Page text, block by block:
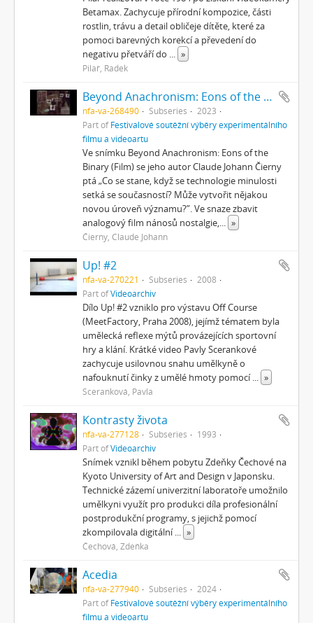
Betamax. Zachycuje přírodní kompozice, části
rostlin, trávu a detail obličeje dítěte, které za
pomoci barevných korekcí a převedení do
negativu přetváří do ... »
Pilař, Radek
Beyond Anachronism: Eons of the Binary (Film)
nfa-va-268490 Subseries
2023
Part ofFestivalové soutěžní výběry experimentálního
filmu a videoartu
Ve snímku Beyond Anachronism: Eons of the
Binary (Film) se jeho autor Claude Johann Čierny
ptá „Co se stane, když se technologie minulosti
setká se současností? Může vytvořit nějakou
novou úroveň významu?”. Ve snaze zbavit
analogový film nánosů nostalgie,... »
Čierny, Claude Johann
Up! #2
nfa-va-270221 Subseries
2008
Part ofVideoarchiv
Dílo Up! #2 vzniklo pro výstavu Off Course
(MeetFactory, Praha 2008), jejímž tématem byla
umělecká reflexe mýtů provázejících sportovní
hry a klání. Krátké video Pavly Scerankové
zachycuje usilovnou snahu umělkyně o
nafouknutí činky z umělé hmoty pomocí... »
Sceranková, Pavla
Kontrasty života
nfa-va-277128 Subseries
1993
Part ofVideoarchiv
Snímek vznikl během pobytu Zdeňky Čechové na
Kyoto University of Art and Design v Japonsku.
Technické zázemí univerzitní laboratoře umožnilo
umělkyni využít pro produkci díla profesionální
postprodukční programy, s jejichž pomocí
zkompilovala digitální... »
Čechová, Zdeňka
Acedia
nfa-va-277940 Subseries
2024
Part ofFestivalové soutěžní výběry experimentálního
filmu a videoartu